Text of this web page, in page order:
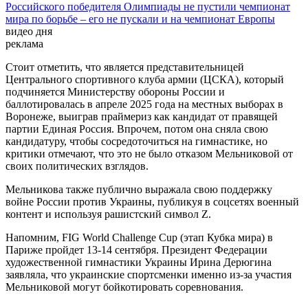
Российского победителя Олимпиады не пустили чемпионат
мира по борьбе – его не пускали и на чемпионат Европы
видео дня
реклама
Стоит отметить, что является представительницей
Центрального спортивного клуба армии (ЦСКА), который
подчиняется Министерству обороны России и
баллотировалась в апреле 2025 года на местных выборах в
Воронеже, выиграв праймериз как кандидат от правящей
партии Единая Россия. Впрочем, потом она сняла свою
кандидатуру, чтобы сосредоточиться на гимнастике, но
критики отмечают, что это не было отказом Мельниковой от
своих политических взглядов.
Мельникова также публично выражала свою поддержку
войне России против Украины, публикуя в соцсетях военный
контент и используя рашистский символ Z.
Напомним, FIG World Challenge Cup (этап Кубка мира) в
Париже пройдет 13-14 сентября. Президент Федерации
художественной гимнастики Украины Ирина Дерюгина
заявляла, что украинские спортсменки именно из-за участия
Мельниковой могут бойкотировать соревнования.